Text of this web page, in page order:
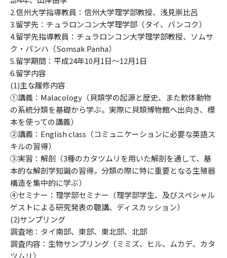
2.信州大学指導教員：信州大学理学部教授、浅見崇比呂
3.留学先：チュラロンコン大学理学部（タイ、バンコク）
4.留学先指導教員：チュラロンコン大学理学部教授、ソムサ
ク・パンハ（Somsak Panha）
5.留学期間：平成24年10月1日～12月1日
6.留学内容
(1)主な履修内容
①講義：Malacology（貝類学の起源と歴史、また軟体動物
の系統分類を基礎から学ぶ。実際に貝類博物館へ出向き、標
本を使っての講義）
②講義：English class（コミュニケーションに必要な英語ス
キルの習得）
③実習：解剖（3種のカタツムリを用いた解剖を通して、基
本的な解剖学知識の習得。分類の際に特に重要となる生殖器
構造を集中的に学ぶ）
④セミナー：理学部セミナー（理学部学生、及びスペシャル
ゲストによる研究発表の聴講、ディスカッション）
(2)サンプリング
調査地：タイ南部、東部、東北部、北部
調査内容：生物サンプリング（ミミズ、ヒル、ムカデ、カタ
ツムリ）